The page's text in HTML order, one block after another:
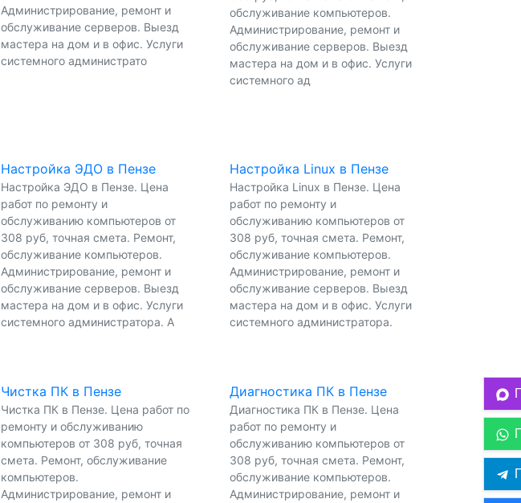
Администрирование, ремонт и
обслуживание серверов. Выезд
мастера на дом и в офис. Услуги
системного администрато
обслуживание компьютеров.
Администрирование, ремонт и
обслуживание серверов. Выезд
мастера на дом и в офис. Услуги
системного ад
Настройка ЭДО в Пензе
Настройка ЭДО в Пензе. Цена
работ по ремонту и
обслуживанию компьютеров от
308 руб, точная смета. Ремонт,
обслуживание компьютеров.
Администрирование, ремонт и
обслуживание серверов. Выезд
мастера на дом и в офис. Услуги
системного администратора. А
Настройка Linux в Пензе
Настройка Linux в Пензе. Цена
работ по ремонту и
обслуживанию компьютеров от
308 руб, точная смета. Ремонт,
обслуживание компьютеров.
Администрирование, ремонт и
обслуживание серверов. Выезд
мастера на дом и в офис. Услуги
системного администратора.
Чистка ПК в Пензе
Чистка ПК в Пензе. Цена работ по
ремонту и обслуживанию
компьютеров от 308 руб, точная
смета. Ремонт, обслуживание
компьютеров.
Администрирование, ремонт и
Диагностика ПК в Пензе
Диагностика ПК в Пензе. Цена
работ по ремонту и
обслуживанию компьютеров от
308 руб, точная смета. Ремонт,
обслуживание компьютеров.
Администрирование, ремонт и